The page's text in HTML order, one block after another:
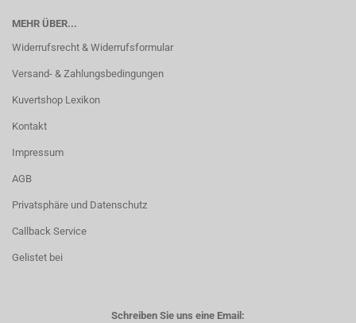
MEHR ÜBER...
Widerrufsrecht & Widerrufsformular
Versand- & Zahlungsbedingungen
Kuvertshop Lexikon
Kontakt
Impressum
AGB
Privatsphäre und Datenschutz
Callback Service
Gelistet bei
Schreiben Sie uns eine Email: